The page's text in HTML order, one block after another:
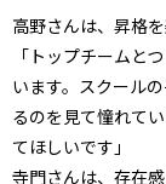
高野さんは、昇格
「トップチームと
います。スクール
るのを見て憧れて
てほしいです」
寺門さんは、存在感